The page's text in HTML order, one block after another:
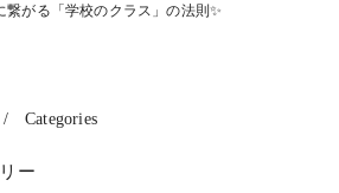
がる「学校のクラス」の法則✨
Categories
ー